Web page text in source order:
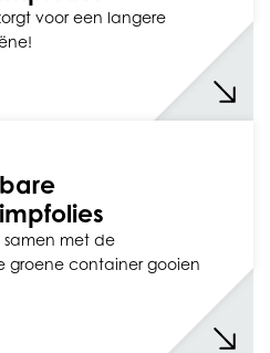
voor een langere
samen met de
groene container gooien